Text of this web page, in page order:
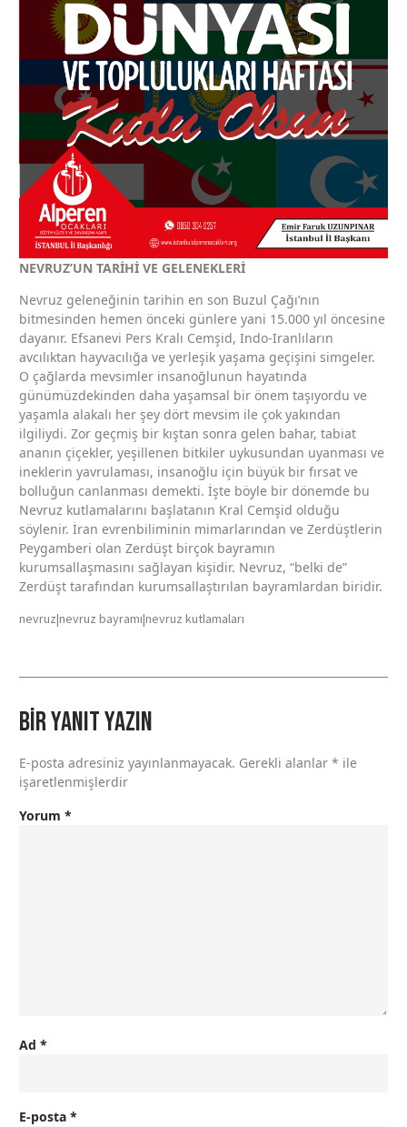
NEVRUZ’UN TARİHİ VE GELENEKLERİ
Nevruz geleneğinin tarihin en son Buzul Çağı’nın
bitmesinden hemen önceki günlere yani 15.000 yıl öncesine
dayanır. Efsanevi Pers Kralı Cemşid, Indo-Iranlıların
avcılıktan hayvacılığa ve yerleşik yaşama geçişini simgeler.
O çağlarda mevsimler insanoğlunun hayatında
günümüzdekinden daha yaşamsal bir önem taşıyordu ve
yaşamla alakalı her şey dört mevsim ile çok yakından
ilgiliydi. Zor geçmiş bir kıştan sonra gelen bahar, tabiat
ananın çiçekler, yeşillenen bitkiler uykusundan uyanması ve
ineklerin yavrulaması, insanoğlu için büyük bir fırsat ve
bolluğun canlanması demekti. İşte böyle bir dönemde bu
Nevruz kutlamalarını başlatanın Kral Cemşid olduğu
söylenir. İran evrenbiliminin mimarlarından ve Zerdüştlerin
Peygamberi olan Zerdüşt birçok bayramın
kurumsallaşmasını sağlayan kişidir. Nevruz, “belki de”
Zerdüşt tarafından kurumsallaştırılan bayramlardan biridir.
nevruz|nevruz bayramı|nevruz kutlamaları
Bir yanıt yazın
E-posta adresiniz yayınlanmayacak. Gerekli alanlar * ile
işaretlenmişlerdir
Yorum *
Ad *
E-posta *